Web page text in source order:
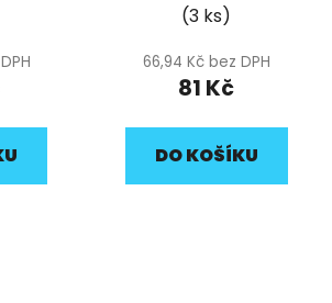
(3 ks)
66,94 Kč bez DPH
81 Kč
DO KOŠÍKU